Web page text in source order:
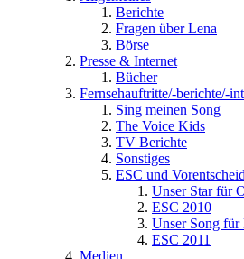
Berichte
Fragen über Lena
Börse
Presse & Internet
Bücher
Fernsehauftritte/-berichte/-
Sing meinen Song
The Voice Kids
TV Berichte
Sonstiges
ESC und
Unser Star für
ESC 2010
Unser Song für
ESC 2011